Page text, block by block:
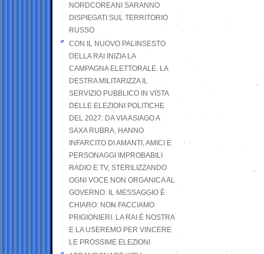
NORDCOREANI SARANNO
DISPIEGATI SUL TERRITORIO
RUSSO
CON IL NUOVO PALINSESTO
DELLA RAI INIZIA LA
CAMPAGNA ELETTORALE. LA
DESTRA MILITARIZZA IL
SERVIZIO PUBBLICO IN VISTA
DELLE ELEZIONI POLITICHE
DEL 2027: DA VIA ASIAGO A
SAXA RUBRA, HANNO
INFARCITO DI AMANTI, AMICI E
PERSONAGGI IMPROBABILI
RADIO E TV, STERILIZZANDO
OGNI VOCE NON ORGANICA AL
GOVERNO. IL MESSAGGIO È
CHIARO: NON FACCIAMO
PRIGIONIERI. LA RAI È NOSTRA
E LA USEREMO PER VINCERE
LE PROSSIME ELEZIONI